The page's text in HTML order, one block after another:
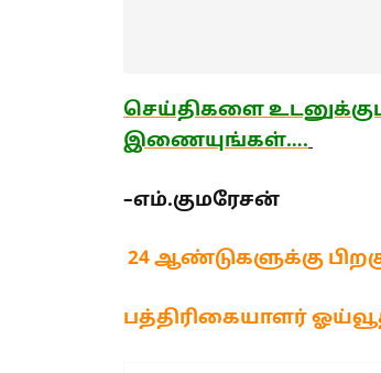
செய்திகளை
இணையுங்கள்….
–எம்.குமரேசன்
24 ஆண்டுகளுக்கு
பத்திரிகையாளர்